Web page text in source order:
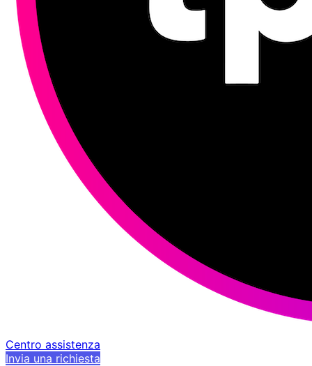
Centro assistenza
Invia una richiesta